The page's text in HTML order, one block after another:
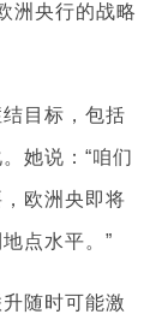
洲央行的战略
目标，包括
她说：“咱们
欧洲央即将
点水平。”
随时可能激